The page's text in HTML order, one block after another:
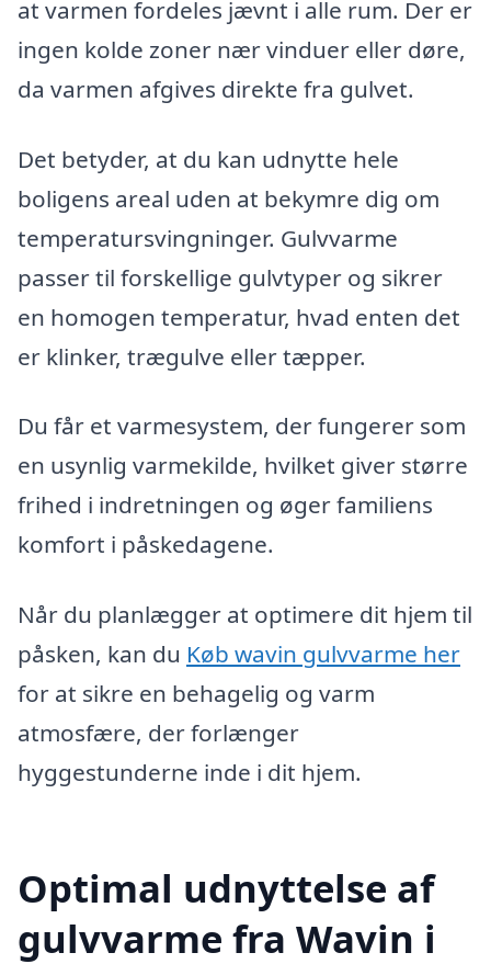
at varmen fordeles jævnt i alle rum. Der er
ingen kolde zoner nær vinduer eller døre,
da varmen afgives direkte fra gulvet.
Det betyder, at du kan udnytte hele
boligens areal uden at bekymre dig om
temperatursvingninger. Gulvvarme
passer til forskellige gulvtyper og sikrer
en homogen temperatur, hvad enten det
er klinker, trægulve eller tæpper.
Du får et varmesystem, der fungerer som
en usynlig varmekilde, hvilket giver større
frihed i indretningen og øger familiens
komfort i påskedagene.
Når du planlægger at optimere dit hjem til
påsken, kan du Køb wavin gulvvarme her
for at sikre en behagelig og varm
atmosfære, der forlænger
hyggestunderne inde i dit hjem.
Optimal udnyttelse af
gulvvarme fra Wavin i